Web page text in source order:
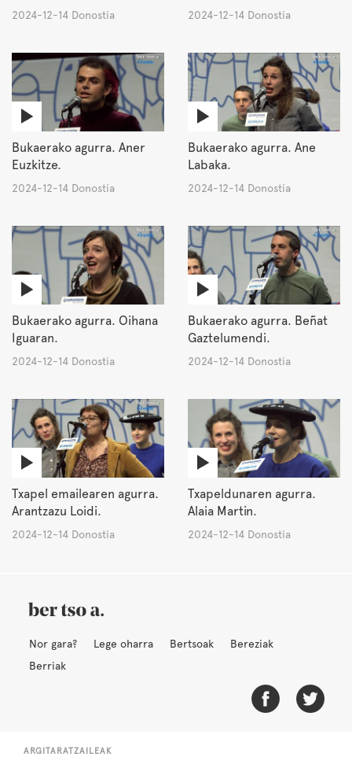
2024-12-14 Donostia 2024-12-14 Donostia
Bukaerako agurra. Aner
Euzkitze.
2024-12-14 Donostia
Bukaerako agurra. Ane
Labaka.
2024-12-14 Donostia
Bukaerako agurra. Oihana
Iguaran.
2024-12-14 Donostia
Bukaerako agurra. Beñat
Gaztelumendi.
2024-12-14 Donostia
Txapel emailearen agurra.
Arantzazu Loidi.
2024-12-14 Donostia
Txapeldunaren agurra.
Alaia Martin.
2024-12-14 Donostia
Nor gara? Lege oharra Bertsoak
Bereziak
Berriak
ARGITARATZAILEAK